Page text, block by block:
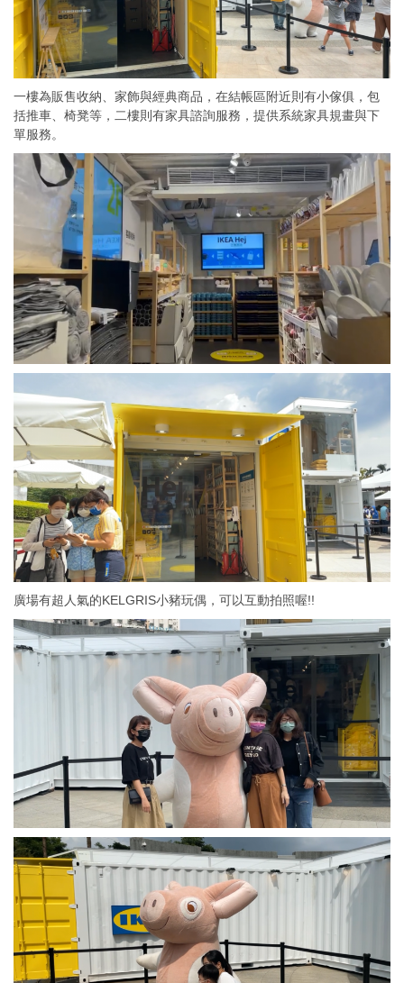
一樓為販售收納、家飾與經典商品，在結帳區附近則有小傢俱，包
括推車、椅凳等，二樓則有家具諮詢服務，提供系統家具規畫與下
單服務。
廣場有超人氣的KELGRIS小豬玩偶，可以互動拍照喔!!